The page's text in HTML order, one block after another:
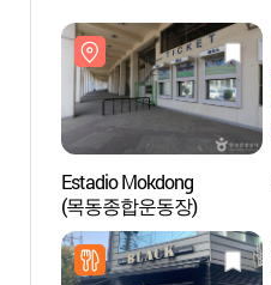
Estadio Mokdong
(목동종합운동장)